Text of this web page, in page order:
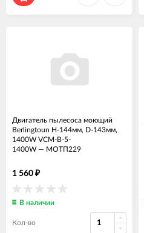
Двигатель пылесоса моющий
Berlingtoun H-144мм, D-143мм,
1400W VCM-B-5-
1400W — МОТП229
1 560 ₽
В наличии
Кол-во